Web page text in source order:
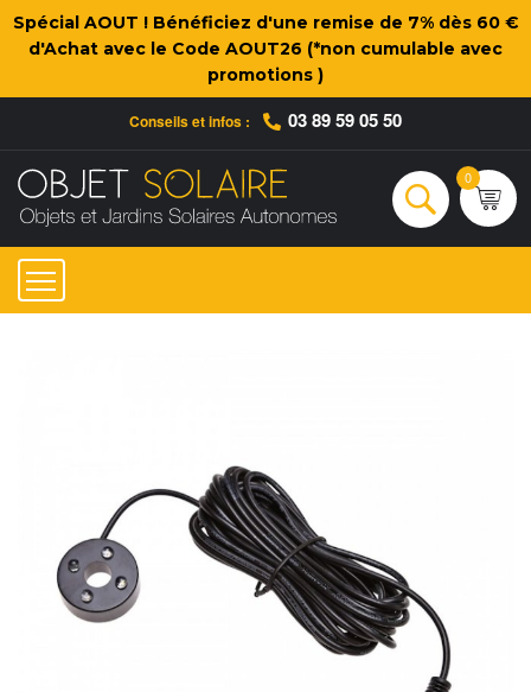
Spécial AOUT ! Bénéficiez d'une remise de 7% dès 60 €
d'Achat avec le Code AOUT26 (*non cumulable avec
promotions )
Conseils et infos : 03 89 59 05 50
Rechercher
0